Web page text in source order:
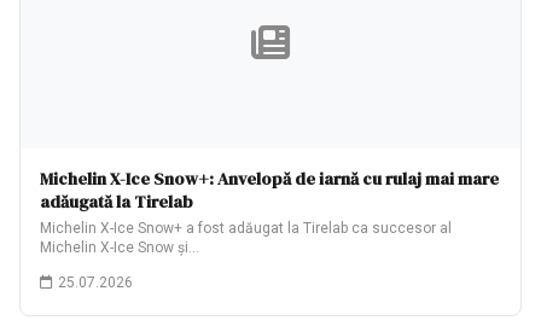
Michelin X-Ice Snow+: Anvelopă de iarnă cu rulaj mai mare
adăugată la Tirelab
Michelin X-Ice Snow+ a fost adăugat la Tirelab ca succesor al
Michelin X-Ice Snow și…
25.07.2026